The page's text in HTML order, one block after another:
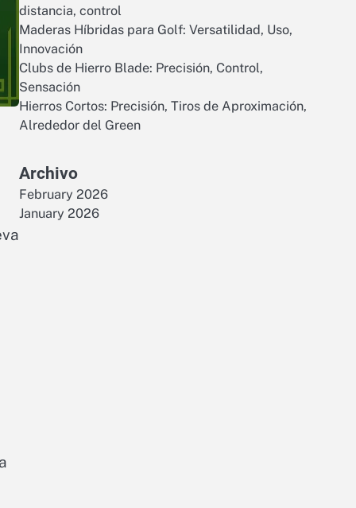
distancia, control
Maderas Híbridas para Golf: Versatilidad, Uso,
Innovación
Clubs de Hierro Blade: Precisión, Control,
Sensación
Hierros Cortos: Precisión, Tiros de Aproximación,
Alrededor del Green
Archivo
February 2026
January 2026